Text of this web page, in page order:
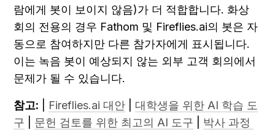
람에게 봇이 보이지 않음)가 더 적합합니다. 화상
회의 전용의 경우 Fathom 및 Fireflies.ai의 봇은 자
동으로 참여하지만 다른 참가자에게 표시됩니다.
이는 녹음 봇이 예상되지 않는 외부 고객 회의에서
문제가 될 수 있습니다.
참고: Fireflies.ai 대안
대학생을 위한 AI 학습 도
구
문헌 검토를 위한 최고의 AI 도구
박사 과정